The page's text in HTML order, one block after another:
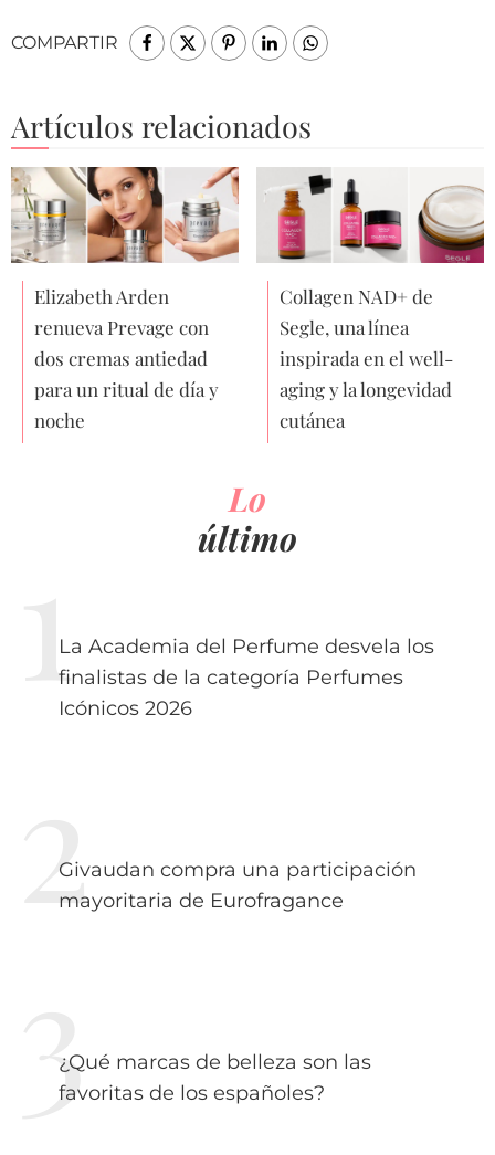
COMPARTIR
Artículos relacionados
Elizabeth Arden
renueva Prevage con
dos cremas antiedad
para un ritual de día y
noche
Collagen NAD+ de
Segle, una línea
inspirada en el well-
aging y la longevidad
cutánea
Lo
último
La Academia del Perfume desvela los
finalistas de la categoría Perfumes
Icónicos 2026
Givaudan compra una participación
mayoritaria de Eurofragance
¿Qué marcas de belleza son las
favoritas de los españoles?